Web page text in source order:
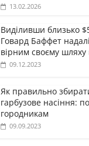
13.02.2026
Виділивши близько
Говард Баффет
вірним своєму шляху
09.12.2023
Як правильно
гарбузове насіння:
городникам
09.09.2023